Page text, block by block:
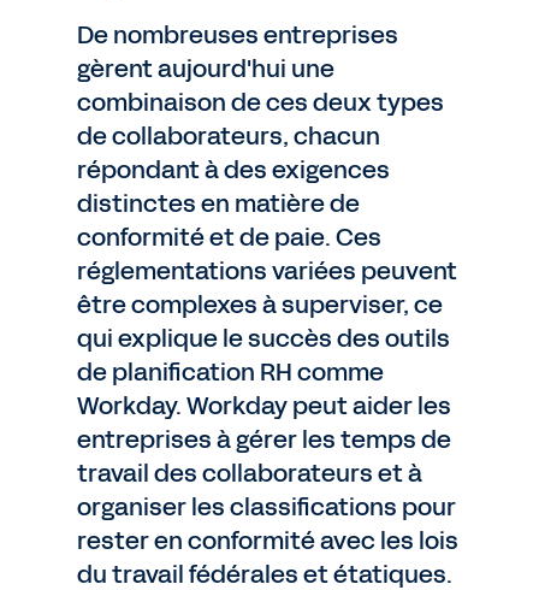
De nombreuses entreprises
gèrent aujourd'hui une
combinaison de ces deux types
de collaborateurs, chacun
répondant à des exigences
distinctes en matière de
conformité et de paie. Ces
réglementations variées peuvent
être complexes à superviser, ce
qui explique le succès des outils
de planification RH comme
Workday. Workday peut aider les
entreprises à gérer les temps de
travail des collaborateurs et à
organiser les classifications pour
rester en conformité avec les lois
du travail fédérales et étatiques.